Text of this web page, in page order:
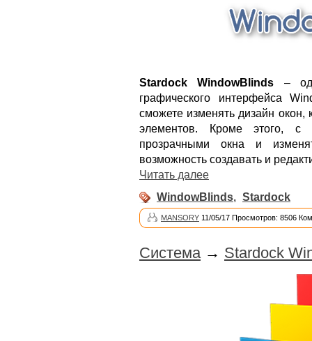
Stardock WindowBlinds –
графического интерфейса
сможете изменять дизайн окон,
элементов. Кроме этого, с
прозрачными окна и
возможность создавать и
Читать далее
WindowBlinds, Stardock
MANSORY 11/05/17 Просмотров: 8506
Система → Stardock